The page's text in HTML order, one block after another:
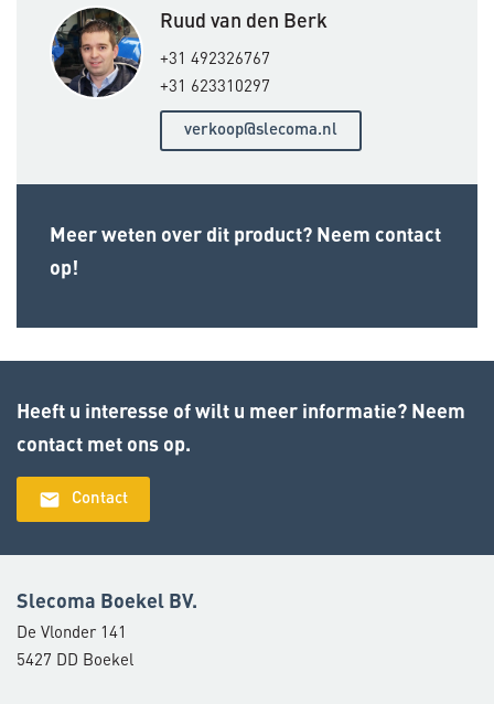
Meer weten over dit product? Neem contact
op!
Ruud van den Berk
+31 492326767
+31 623310297
verkoop@slecoma.nl
Heeft u interesse of wilt u meer informatie? Neem
contact met ons op.
email Contact
Slecoma Boekel BV.
De Vlonder 141
5427 DD Boekel